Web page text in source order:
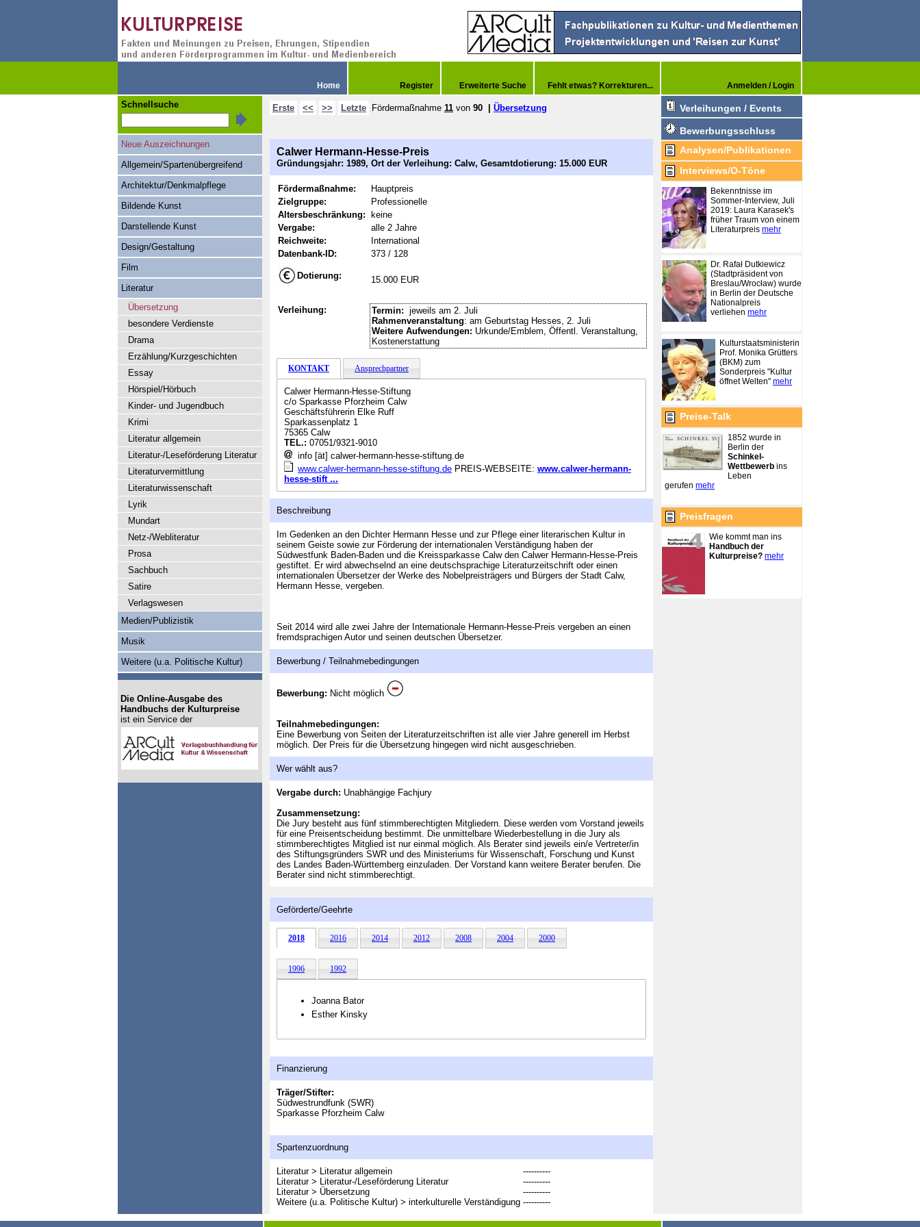
Home Register Erweiterte Suche Fehlt etwas? Korrekturen... Anmelden / Login
Erste << >> Letzte Fördermaßnahme 11 von 90 Übersetzung
Calwer Hermann-Hesse-Preis
Gründungsjahr: 1989, Ort der Verleihung: Calw, Gesamtdotierung: 15.000 EUR
Fördermaßnahme:
Hauptpreis
Zielgruppe:
Professionelle
Altersbeschränkung:
keine
Vergabe:
alle 2 Jahre
Reichweite:
International
Datenbank-ID:
373 / 128
Dotierung: 15.000 EUR
Verleihung: Termin: jeweils am 2. Juli
Rahmenveranstaltung: am Geburtstag Hesses, 2. Juli
Weitere Aufwendungen: Urkunde/Emblem, Öffentl. Veranstaltung,
Kostenerstattung
KONTAKT Ansprechpartner
Calwer Hermann-Hesse-Stiftung
c/o Sparkasse Pforzheim Calw
Geschäftsführerin Elke Ruff
Sparkassenplatz 1
75365 Calw
TEL.: 07051/9321-9010
info [ät] calwer-hermann-hesse-stiftung.de
www.calwer-hermann-hesse-stiftung.de PREIS-WEBSEITE: www.calwer-hermann-
hesse-stift ...
Beschreibung
Im Gedenken an den Dichter Hermann Hesse und zur Pflege einer literarischen Kultur in
seinem Geiste sowie zur Förderung der internationalen Verständigung haben der
Südwestfunk Baden-Baden und die Kreissparkasse Calw den Calwer Hermann-Hesse-Preis
gestiftet. Er wird abwechselnd an eine deutschsprachige Literaturzeitschrift oder einen
internationalen Übersetzer der Werke des Nobelpreisträgers und Bürgers der Stadt Calw,
Hermann Hesse, vergeben.
Seit 2014 wird alle zwei Jahre der Internationale Hermann-Hesse-Preis vergeben an einen
fremdsprachigen Autor und seinen deutschen Übersetzer.
Bewerbung / Teilnahmebedingungen
Bewerbung: Nicht möglich
Teilnahmebedingungen:
Eine Bewerbung von Seiten der Literaturzeitschriften ist alle vier Jahre generell im Herbst
möglich. Der Preis für die Übersetzung hingegen wird nicht ausgeschrieben.
Wer wählt aus?
Vergabe durch: Unabhängige Fachjury
Zusammensetzung:
Die Jury besteht aus fünf stimmberechtigten Mitgliedern. Diese werden vom Vorstand jeweils
für eine Preisentscheidung bestimmt. Die unmittelbare Wiederbestellung in die Jury als
stimmberechtigtes Mitglied ist nur einmal möglich. Als Berater sind jeweils ein/e Vertreter/in
des Stiftungsgründers SWR und des Ministeriums für Wissenschaft, Forschung und Kunst
des Landes Baden-Württemberg einzuladen. Der Vorstand kann weitere Berater berufen. Die
Berater sind nicht stimmberechtigt.
Geförderte/Geehrte
2018 2016 2014 2012 2008 2004 2000
1996 1992
Joanna Bator
Esther Kinsky
Finanzierung
Träger/Stifter:
Südwestrundfunk (SWR)
Sparkasse Pforzheim Calw
Spartenzuordnung
Literatur > Literatur allgemein
----------
Literatur > Literatur-/Leseförderung Literatur
----------
Literatur > Übersetzung
----------
Weitere (u.a. Politische Kultur) > interkulturelle Verständigung ----------
Schnellsuche
Neue Auszeichnungen
Allgemein/Spartenübergreifend
Architektur/Denkmalpflege
Bildende Kunst
Darstellende Kunst
Design/Gestaltung
Film
Literatur
Übersetzung
besondere Verdienste
Drama
Erzählung/Kurzgeschichten
Essay
Hörspiel/Hörbuch
Kinder- und Jugendbuch
Krimi
Literatur allgemein
Literatur-/Leseförderung Literatur
Literaturvermittlung
Literaturwissenschaft
Lyrik
Mundart
Netz-/Webliteratur
Prosa
Sachbuch
Satire
Verlagswesen
Medien/Publizistik
Musik
Weitere (u.a. Politische Kultur)
Die Online-Ausgabe des
Handbuchs der Kulturpreise
ist ein Service der
Verleihungen / Events
Bewerbungsschluss
Analysen/Publikationen
Interviews/O-Töne
Bekenntnisse im
Sommer-Interview, Juli
2019: Laura Karasek's
früher Traum von einem
Literaturpreis mehr
Dr. Rafał Dutkiewicz
(Stadtpräsident von
Breslau/Wrocław) wurde
in Berlin der Deutsche
Nationalpreis
verliehen mehr
Kulturstaatsministerin
Prof. Monika Grütters
(BKM) zum
Sonderpreis "Kultur
öffnet Welten" mehr
Preise-Talk
1852 wurde in
Berlin der
Schinkel-
Wettbewerb ins
Leben
gerufen mehr
Preisfragen
Wie kommt man ins
Handbuch der
Kulturpreise? mehr